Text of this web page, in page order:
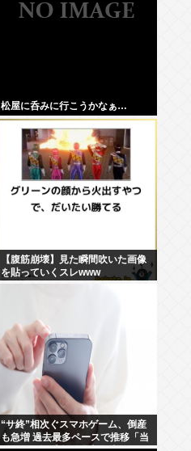
松屋に呑みに行こうかなぁ…
【腹筋崩壊】見た瞬間吹いた画像
を貼っていくスレwww
“サ終”相次ぐスマホゲーム、倒産
も急増 過去最多ペースで推移「当